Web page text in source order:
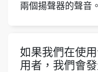
兩個揚聲器的聲音。
如果我們在使
用者，我們會